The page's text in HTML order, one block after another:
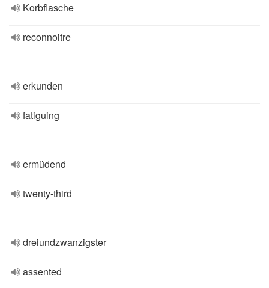
Korbflasche
reconnoitre
erkunden
fatiguing
ermüdend
twenty-third
dreiundzwanzigster
assented